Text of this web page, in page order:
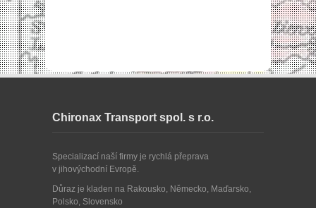
Chironax Transport spol. s r.o.
Specializací naší firmy je rychlá přeprava
v jihovýchodní Evropě.
Důraz je kladen na Rakousko, Německo, Maďarsko,
Polsko, Slovensko